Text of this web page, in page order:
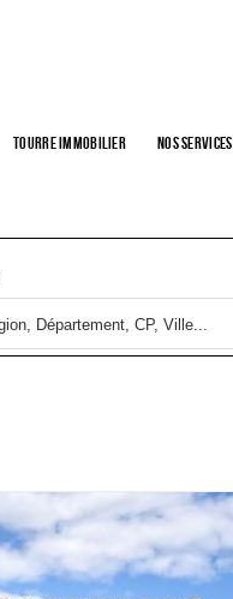
Tourre Immobilier Nos services